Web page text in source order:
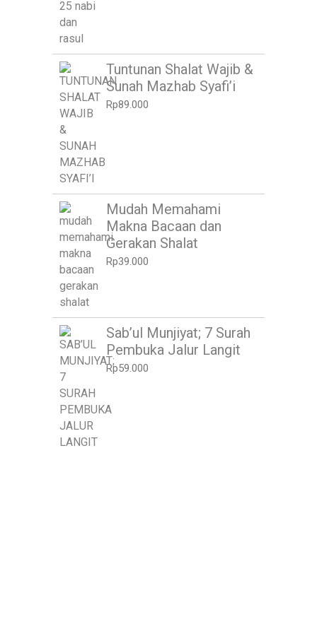
Tuntunan Shalat Wajib &
Sunah Mazhab Syafi’i
Rp89.000
Mudah Memahami
Makna Bacaan dan
Gerakan Shalat
Rp39.000
Sab’ul Munjiyat; 7 Surah
Pembuka Jalur Langit
Rp59.000